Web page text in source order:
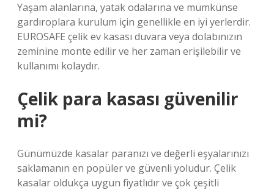
Yaşam alanlarına, yatak odalarına ve mümkünse
gardıroplara kurulum için genellikle en iyi yerlerdir.
EUROSAFE çelik ev kasası duvara veya dolabınızın
zeminine monte edilir ve her zaman erişilebilir ve
kullanımı kolaydır.
Çelik para kasası güvenilir
mi?
Günümüzde kasalar paranızı ve değerli eşyalarınızı
saklamanın en popüler ve güvenli yoludur. Çelik
kasalar oldukça uygun fiyatlıdır ve çok çeşitli